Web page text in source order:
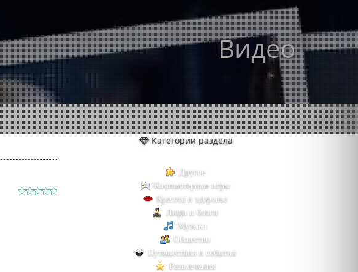
Видео
Категории раздела
Другое
Компьютерные игры
Красота и здоровье
Люди и блоги
Музыка
Общество
Путешествия и события
Развлечения